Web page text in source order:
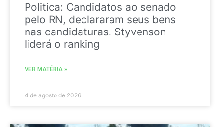
Politica: Candidatos ao senado
pelo RN, declararam seus bens
nas candidaturas. Styvenson
liderá o ranking
VER MATÉRIA »
4 de agosto de 2026